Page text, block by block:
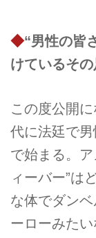
◆“男性の皆
けているそ
この度公開
代に法廷で
で始まる。
ィーバー”は
な体でダン
ーローみた